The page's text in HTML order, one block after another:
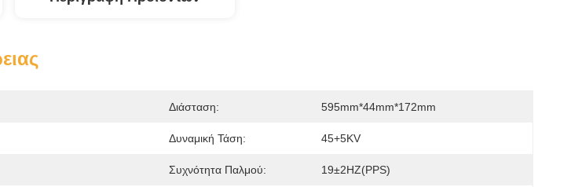
Διάσταση: 595mm*44mm*172mm
Δυναμική Τάση: 45+5KV
Συχνότητα Παλμού: 19±2HZ(PPS)